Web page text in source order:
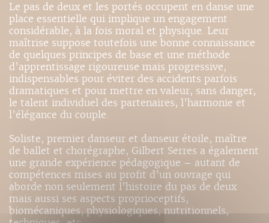
Le pas de deux et les portés occupent en danse une
place essentielle qui implique un engagement
considérable, à la fois moral et physique. Leur
maîtrise suppose toutefois une bonne connaissance
de quelques principes de base et une méthode
d’apprentissage rigoureuse mais progressive,
indispensables pour éviter des accidents parfois
dramatiques et pour mettre en valeur, sans danger,
le talent individuel des partenaires, l’harmonie et
l’élégance du couple.
Soliste, premier danseur et danseur étoile, maître
de ballet et chorégraphe, Gilbert Serres a également
une grande expérience pédagogique – autant de
compétences mises au profit d’un ouvrage qui
aborde non seulement l’histoire du pas de deux
mais aussi ses aspects proprioceptifs,
biomécaniques, physiologiques, nutritionnels,